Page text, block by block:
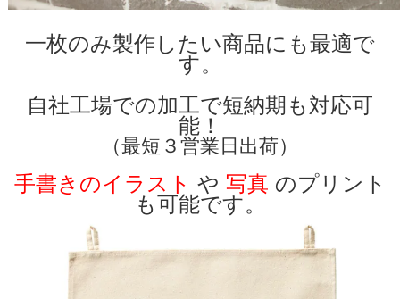
一枚のみ製作したい商品にも最適で
す。
自社工場での加工で短納期も対応可
能！
（最短３営業日出荷）
手書きのイラスト や 写真 のプリント
も可能です。